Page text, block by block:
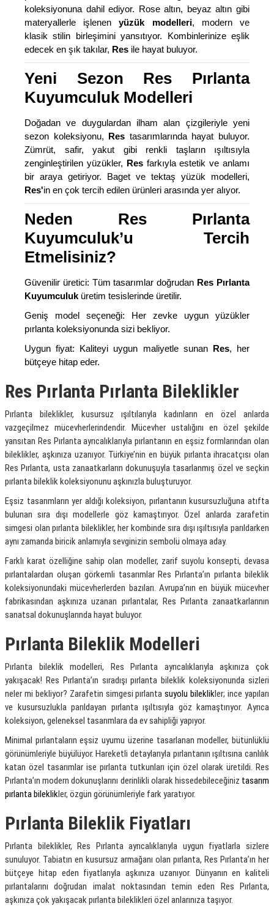
koleksiyonuna dahil ediyor. Rose altın, beyaz altın gibi
materyallerle işlenenyüzük modelleri, modern ve
klasik stilin birleşimini yansıtıyor. Kombinlerinize eşlik
edecek en şık takılar, Res ile hayat buluyor.
Yeni Sezon Res Pırlanta
Kuyumculuk Modelleri
Doğadan ve duygulardan ilham alan çizgileriyle yeni
sezon koleksiyonu, Res tasarımlarında hayat buluyor.
Zümrüt, safir, yakut gibi renkli taşların ışıltısıyla
zenginleştirilen yüzükler, Resfarkıyla estetik ve anlamı
bir araya getiriyor. Baget ve tektaş yüzük modelleri,
Res'in en çok tercih edilen ürünleri arasında yer alıyor.
Neden Res Pırlanta
Kuyumculuk’u Tercih
Etmelisiniz?
Güvenilir üretici: Tüm tasarımlar doğrudan Res Pırlanta
Kuyumculuk üretim tesislerinde üretilir.
Geniş model seçeneği: Her zevke uygun yüzükler
pırlanta koleksiyonunda sizi bekliyor.
Uygun fiyat: Kaliteyi uygun maliyetle sunan Res, her
bütçeye hitap eder.
Res Pırlanta Pırlanta Bileklikler
Pırlanta bileklikler, kusursuz ışıltılarıyla kadınların en özel anlarda
vazgeçilmez mücevherlerindendir. Mücevher ustalığını en özel şekilde
yansıtan Res Pırlanta ayrıcalıklarıyla pırlantanın en eşsiz formlarından olan
bileklikler, aşkınıza uzanıyor. Türkiye’nin en büyük pırlanta ihracatçısı olan
Res Pırlanta, usta zanaatkarların dokunuşuyla tasarlanmış özel ve seçkin
pırlanta bileklik koleksiyonunu aşkınızla buluşturuyor.
Eşsiz tasarımların yer aldığı koleksiyon, pırlantanın kusursuzluğuna atıfta
bulunan sıra dışı modellerle göz kamaştırıyor. Özel anlarda zarafetin
simgesi olan pırlanta bileklikler, her kombinde sıra dışı ışıltısıyla parıldarken
aynı zamanda biricik anlamıyla sevginizin sembolü olmaya aday.
Farklı karat özelliğine sahip olan modeller, zarif suyolu konsepti, devasa
pırlantalardan oluşan görkemli tasarımlar Res Pırlanta’ın pırlanta bileklik
koleksiyonundaki mücevherlerden bazıları. Avrupa’nın en büyük mücevher
fabrikasından aşkınıza uzanan pırlantalar, Res Pırlanta zanaatkarlarının
sanatsal dokunuşlarında hayat buluyor.
Pırlanta Bileklik Modelleri
Pırlanta bileklik modelleri, Res Pırlanta ayrıcalıklarıyla aşkınıza çok
yakışacak! Res Pırlanta’ın sıradışı pırlanta bileklik koleksiyonunda sizleri
neler mi bekliyor? Zarafetin simgesi pırlantasuyolu bileklikler; ince yapıları
ve kusursuzlukla parıldayan pırlanta ışıltısıyla göz kamaştırıyor. Ayrıca
koleksiyon, geleneksel tasarımlara da ev sahipliği yapıyor.
Minimal pırlantaların eşsiz uyumu üzerine tasarlanan modeller, bütünlüklü
görünümleriyle büyülüyor. Hareketli detaylarıyla pırlantanın ışıltısına canlılık
katan özel tasarımlar ise pırlanta tutkunları için özel olarak üretildi. Res
Pırlanta’ın modern dokunuşlarını derinlikli olarak hissedebileceğiniz tasarım
pırlanta bileklikler, özgün görünümleriyle fark yaratıyor.
Pırlanta Bileklik Fiyatları
Pırlanta bileklikler, Res Pırlanta ayrıcalıklarıyla uygun fiyatlarla sizlere
sunuluyor. Tabiatın en kusursuz armağanı olan pırlanta, Res Pırlanta’ın her
bütçeye hitap eden fiyatlarıyla aşkınıza uzanıyor. Dünyanın en kaliteli
pırlantalarını doğrudan imalat noktasından temin eden Res Pırlanta,
aşkınıza çok yakışacak pırlanta bileklikleri özel anlarınıza taşıyor.